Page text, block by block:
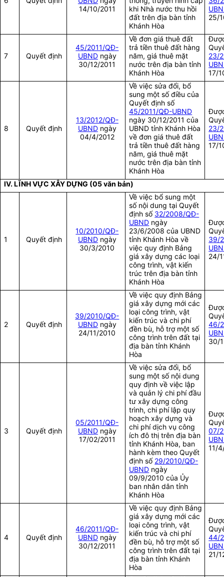
14/10/2011
khi Nhà nước thu hồi
đất trên địa bàn tỉnh
Khánh Hòa
25/
7 Quyết định
45/2011/QĐ-
UBNDngày
30/12/2011
Về đơn giá thuê đất
trả tiền thuê đất hàng
năm, giá thuê mặt
nước trên địa bàn tỉnh
Khánh Hòa
23/
17/
8 Quyết định
13/2012/QĐ-
UBNDngày
04/4/2012
Về việc sửa đổi, bổ
sung một số điều của
Quyết định số
45/2011/QĐ-UBND
ngày 30/12/2011 của
UBND tỉnh Khánh Hòa
về đơn giá thuê đất
trả tiền thuê đất hàng
năm, giá thuê mặt
nước trên địa bàn tỉnh
Khánh Hòa
23/
17/
IV. LĨNH VỰC XÂY DỰNG (05 văn bản)
1 Quyết định
10/2010/QĐ-
UBNDngày
30/3/2010
Về việc bổ sung một
số nội dung tại Quyết
định số 32/2008/QĐ-
UBND ngày
23/6/2008 của UBND
tỉnh Khánh Hòa về
việc quy định Bảng
giá xây dựng các loại
công trình, vật kiến
trúc trên địa bàn tỉnh
Khánh Hòa
39/
24/
2 Quyết định
39/2010/QĐ-
UBNDngày
24/11/2010
Về việc quy định Bảng
giá xây dựng mới các
loại công trình, vật
kiến trúc và chi phí
đền bù, hỗ trợ một số
công trình trên đất tại
địa bàn tỉnh Khánh
Hòa
46/
30/
3 Quyết định
05/2011/QĐ-
UBNDngày
17/02/2011
Về việc sửa đổi, bổ
sung một số nội dung
quy định về việc lập
và quản lý chi phí đầu
tư xây dựng công
trình, chi phí lập quy
hoạch xây dựng và
chi phí dịch vụ công
ích đô thị trên địa bàn
tỉnh Khánh Hòa, ban
hành kèm theo Quyết
định số 29/2010/QĐ-
UBND ngày
09/9/2010 của Ủy
ban nhân dân tỉnh
Khánh Hòa
07/
11/
4 Quyết định
46/2011/QĐ-
UBNDngày
30/12/2011
Về việc quy định Bảng
giá xây dựng mới các
loại công trình, vật
kiến trúc và chi phí
đền bù, hỗ trợ một số
công trình trên đất tại
địa bàn tỉnh Khánh
Hòa
44/
21/